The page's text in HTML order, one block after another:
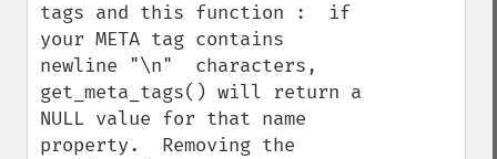
tags and this function :  if
your META tag contains
newline "\n"  characters,
get_meta_tags() will return a
NULL value for that name
property.  Removing the